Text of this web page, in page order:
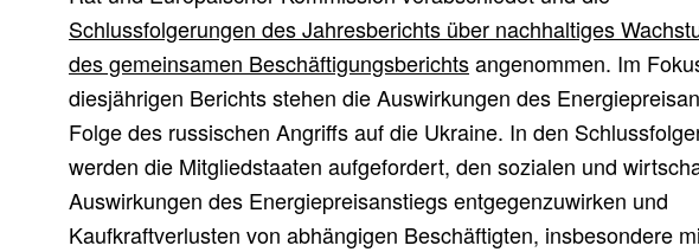
Schlussfolgerungen des Jahresberichts über nachhaltiges
des gemeinsamen Beschäftigungsberichtsangenommen. Im
diesjährigen Berichts stehen die Auswirkungen des
Folge des russischen Angriffs auf die Ukraine. In den
werden die Mitgliedstaaten aufgefordert, den sozialen und
Auswirkungen des Energiepreisanstiegs entgegenzuwirken und
Kaufkraftverlusten von abhängigen Beschäftigten, insbesondere